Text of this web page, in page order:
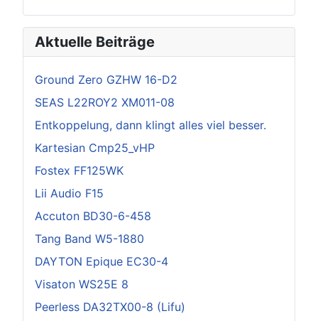
Aktuelle Beiträge
Ground Zero GZHW 16-D2
SEAS L22ROY2 XM011-08
Entkoppelung, dann klingt alles viel besser.
Kartesian Cmp25_vHP
Fostex FF125WK
Lii Audio F15
Accuton BD30-6-458
Tang Band W5-1880
DAYTON Epique EC30-4
Visaton WS25E 8
Peerless DA32TX00-8 (Lifu)